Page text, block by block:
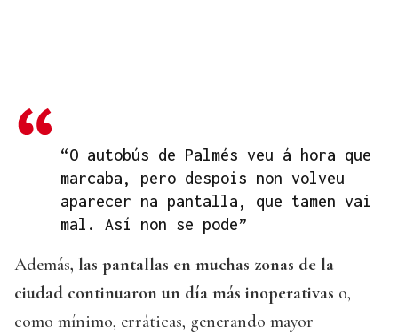
“O autobús de Palmés veu á hora que
marcaba, pero despois non volveu
aparecer na pantalla, que tamen vai
mal. Así non se pode”
Además, las pantallas en muchas zonas de la
ciudad continuaron un día más inoperativas o,
como mínimo, erráticas, generando mayor